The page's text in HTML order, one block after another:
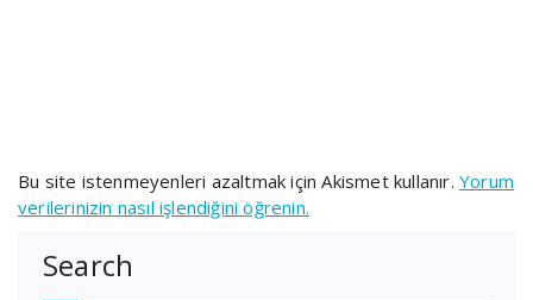
Bu site istenmeyenleri azaltmak için Akismet kullanır.Yorum
verilerinizin nasıl işlendiğini öğrenin.
Search